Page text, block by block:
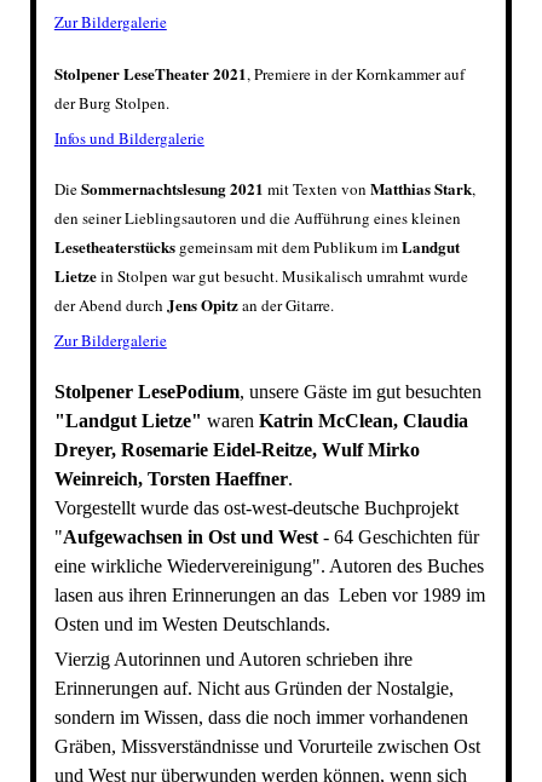
Zur Bildergalerie
Stolpener LeseTheater 2021, Premiere in der Kornkammer auf
der Burg Stolpen.
Infos und Bildergalerie
DieSommernachtslesung 2021 mit Texten von Matthias Stark,
den seiner Lieblingsautoren und die Aufführung eines kleinen
Lesetheaterstücks gemeinsam mit dem PublikumimLandgut
Lietzein Stolpen war gut besucht. Musikalisch umrahmt wurde
der Abend durch Jens Opitzan der Gitarre.
Zur Bildergalerie
Stolpener LesePodium, unsere Gäste im gut besuchten
"Landgut Lietze" waren Katrin McClean, Claudia
Dreyer, Rosemarie Eidel-Reitze, Wulf Mirko
Weinreich, Torsten Haeffner.
Vorgestellt wurde das ost-west-deutsche Buchprojekt
"Aufgewachsen in Ost und West- 64 Geschichten für
eine wirkliche Wiedervereinigung". Autoren des Buches
lasen aus ihren Erinnerungen an das Leben vor 1989 im
Osten und im Westen Deutschlands.
Vierzig Autorinnen und Autoren schrieben ihre
Erinnerungen auf. Nicht aus Gründen der Nostalgie,
sondern im Wissen, dass die noch immer vorhandenen
Gräben, Missverständnisse und Vorurteile zwischen Ost
und West nur überwunden werden können, wenn sich